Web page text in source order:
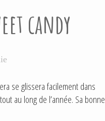
candy
se glissera facilement dans
au long de l’année. Sa bonne